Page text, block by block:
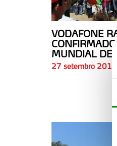
VODAFONE
MUNDIAL DE
27 setembro 2013